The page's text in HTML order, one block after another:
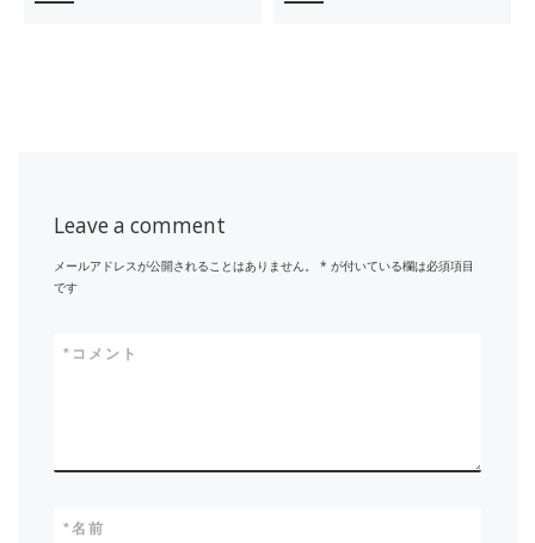
Leave a comment
メールアドレスが公開されることはありません。 * が付いている欄は必須項目
です
コメント
*
名前
*